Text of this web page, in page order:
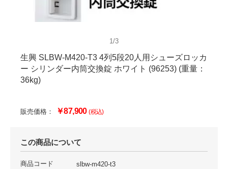
1/3
生興 SLBW-M420-T3 4列5段20人用シューズロッカ
ー シリンダー内筒交換錠 ホワイト (96253) (重量：
36kg)
販売価格： ￥87,900(税込)
この商品について
商品コード
slbw-m420-t3